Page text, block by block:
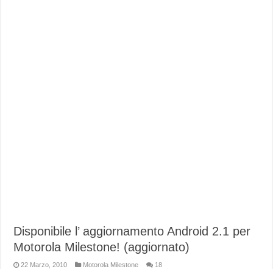
Disponibile l’ aggiornamento Android 2.1 per
Motorola Milestone! (aggiornato)
22 Marzo, 2010 Motorola Milestone 18